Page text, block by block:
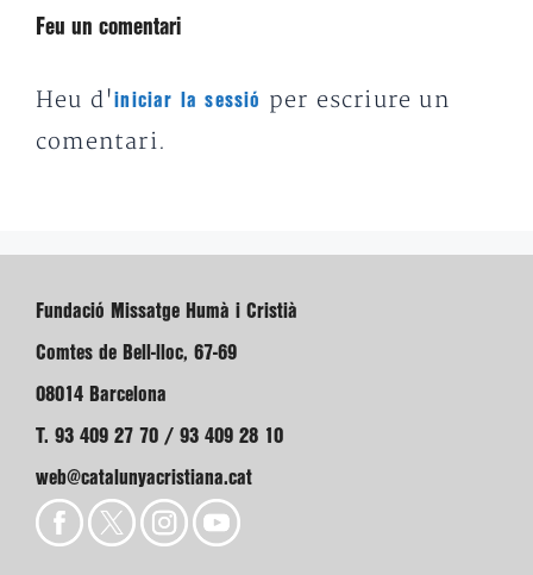
Feu un comentari
Heu d'iniciar la sessió
per escriure un
comentari.
Fundació Missatge Humà i Cristià
Comtes de Bell-lloc, 67-69
08014 Barcelona
T. 93 409 27 70 / 93 409 28 10
web@catalunyacristiana.cat